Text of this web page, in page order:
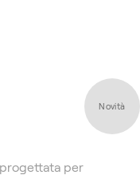
Novità
per